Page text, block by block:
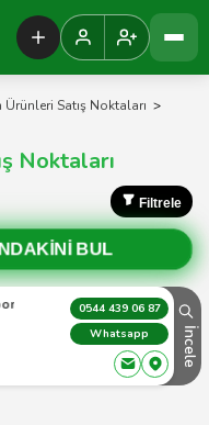
Ürünleri Satış Noktaları >
Noktaları
Filtrele
BUL
0544 439 06 87
Whatsapp
İncele